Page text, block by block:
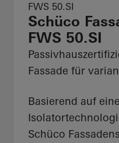
FWS 50.SI
Schüco
FWS 50.SI
Fassade für
Basierend auf
Schüco